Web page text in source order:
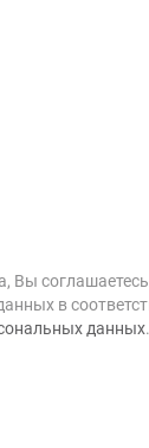
Вы
в
данных.